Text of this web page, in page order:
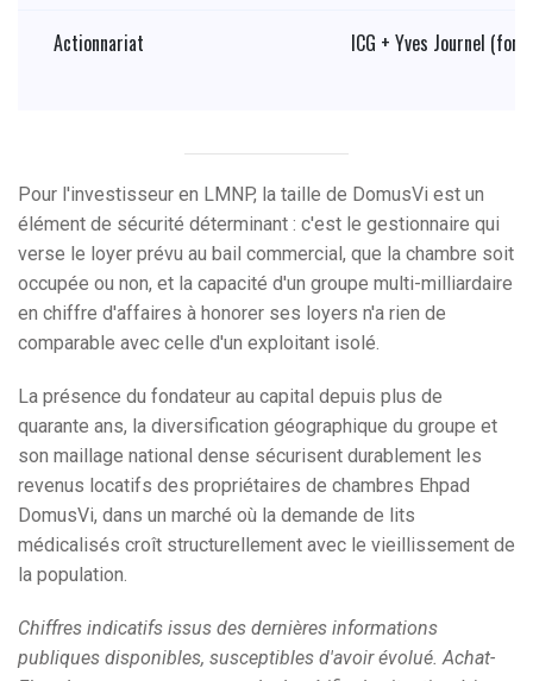
Actionnariat ICG + Yves Journel
Pour l'investisseur en LMNP, la taille de DomusVi est un
élément de sécurité déterminant : c'est le gestionnaire qui
verse le loyer prévu au bail commercial, que la chambre soit
occupée ou non, et la capacité d'un groupe multi-milliardaire
en chiffre d'affaires à honorer ses loyers n'a rien de
comparable avec celle d'un exploitant isolé.
La présence du fondateur au capital depuis plus de
quarante ans, la diversification géographique du groupe et
son maillage national dense sécurisent durablement les
revenus locatifs des propriétaires de chambres Ehpad
DomusVi, dans un marché où la demande de lits
médicalisés croît structurellement avec le vieillissement de
la population.
Chiffres indicatifs issus des dernières informations
publiques disponibles, susceptibles d'avoir évolué. Achat-